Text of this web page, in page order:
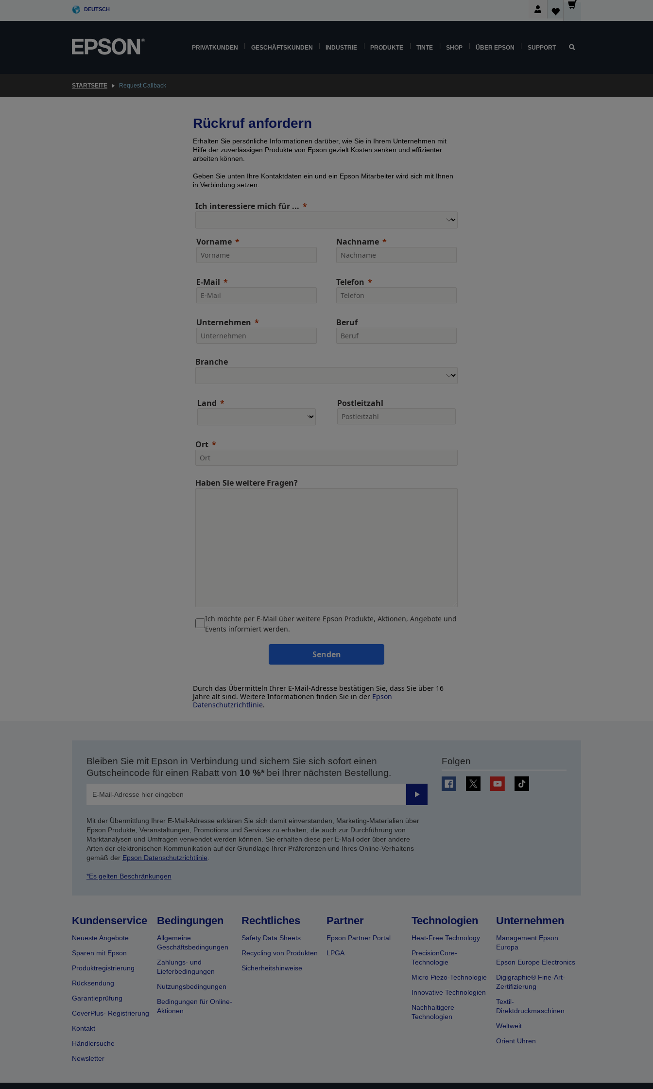
DEUTSCH
PRIVATKUNDEN GESCHÄFTSKUNDEN INDUSTRIE PRODUKTE TINTE SHOP ÜBER EPSON SUPPORT
STARTSEITE Request Callback
Rückruf anfordern
Erhalten Sie persönliche Informationen darüber, wie Sie in Ihrem Unternehmen mit
Hilfe der zuverlässigen Produkte von Epson gezielt Kosten senken und effizienter
arbeiten können.
Geben Sie unten Ihre Kontaktdaten ein und ein Epson Mitarbeiter wird sich mit Ihnen
in Verbindung setzen:
Ich interessiere mich für ...
Vorname Nachname
E-Mail Telefon
Unternehmen Beruf
Branche
Land Postleitzahl
Ort
Haben Sie weitere Fragen?
Ich möchte per E-Mail über weitere Epson Produkte, Aktionen, Angebote und
Events informiert werden.
Senden
Durch das Übermitteln Ihrer E-Mail-Adresse bestätigen Sie, dass Sie über 16
Jahre alt sind. Weitere Informationen finden Sie in der Epson
Datenschutzrichtlinie.
Bleiben Sie mit Epson in Verbindung und sichern Sie sich sofort einen
Gutscheincode für einen Rabatt von 10 %*bei Ihrer nächsten Bestellung.
Senden
Mit der Übermittlung Ihrer E-Mail-Adresse erklären Sie sich damit einverstanden, Marketing-Materialien über
Epson Produkte, Veranstaltungen, Promotions und Services zu erhalten, die auch zur Durchführung von
Marktanalysen und Umfragen verwendet werden können. Sie erhalten diese per E-Mail oder über andere
Arten der elektronischen Kommunikation auf der Grundlage Ihrer Präferenzen und Ihres Online-Verhaltens
gemäß der Epson Datenschutzrichtlinie
*Es gelten Beschränkungen
Folgen
Kundenservice
Neueste Angebote
Sparen mit Epson
Produktregistrierung
Rücksendung
Garantieprüfung
CoverPlus- Registrierung
Kontakt
Händlersuche
Newsletter
Bedingungen
Allgemeine
Geschäftsbedingungen
Zahlungs- und
Lieferbedingungen
Nutzungsbedingungen
Bedingungen für Online-
Aktionen
Rechtliches
Safety Data Sheets
Recycling von Produkten
Sicherheitshinweise
Partner
Epson Partner Portal
LPGA
Technologien
Heat-Free Technology
PrecisionCore-
Technologie
Micro Piezo-Technologie
Innovative Technologien
Nachhaltigere
Technologien
Unternehmen
Management Epson
Europa
Epson Europe Electronics
Digigraphie® Fine-Art-
Zertifizierung
Textil-
Direktdruckmaschinen
Weltweit
Orient Uhren